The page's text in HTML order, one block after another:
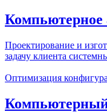
Компьютерное
Проектирование и
задачу клиента
Оптимизация
Компьютерный